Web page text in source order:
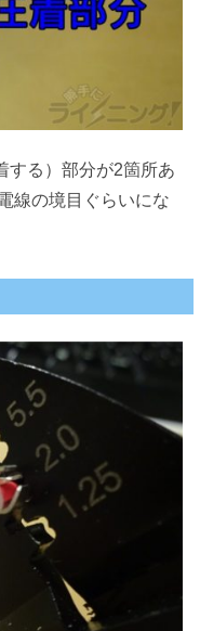
する）部分が2箇所あ
線の境目ぐらいにな